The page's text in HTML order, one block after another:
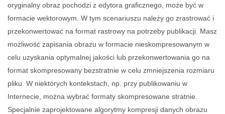
oryginalny obraz pochodzi z edytora graficznego, może być w
formacie wektorowym. W tym scenariuszu należy go zrastrować i
przekonwertować na format rastrowy na potrzeby publikacji. Masz
możliwość zapisania obrazu w formacie nieskompresowanym w
celu uzyskania optymalnej jakości lub przekonwertowania go na
format skompresowany bezstratnie w celu zmniejszenia rozmiaru
pliku. W niektórych kontekstach, np. przy publikowaniu w
Internecie, można wybrać formaty skompresowane stratnie.
Specjalnie zaprojektowane algorytmy kompresji danych obrazu